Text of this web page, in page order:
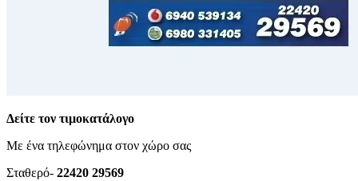
Δείτε τον τιμοκατάλογο
Με ένα τηλεφώνημα στον χώρο σας
Σταθερό- 22420 29569